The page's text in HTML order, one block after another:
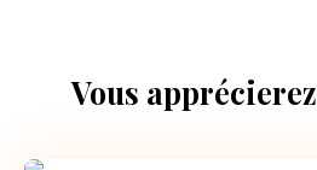
Vous apprécierez